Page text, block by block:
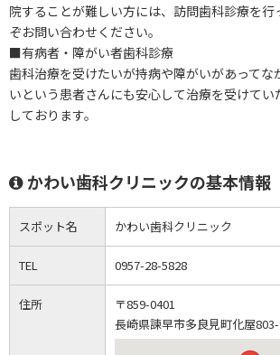
院することが難しい方には、訪問歯科診療を行
ぞお問い合わせください。
■有病者・障がい者歯科診療
歯科治療を受けたいが持病や障がいがあってな
いという患者さんにも安心して治療を受けてい
しております。
かわい歯科クリニックの基本情報
スポット名 かわい歯科クリニック
TEL 0957-28-5828
住所
〒859-0401
長崎県諫早市多良見町化屋